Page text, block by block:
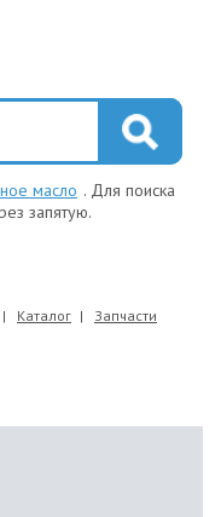
масло . Для поиска
запятую.
Каталог Запчасти